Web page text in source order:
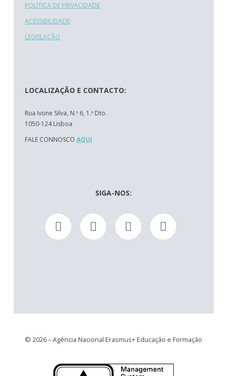
POLÍTICA DE PRIVACIDADE
ACESSIBILIDADE
LEGISLAÇÃO
LOCALIZAÇÃO E CONTACTO:
Rua Ivone Silva, N.º 6, 1.º Dto.
1050-124 Lisboa
FALE CONNOSCO AQUI
SIGA-NOS:
© 2026 – Agência Nacional Erasmus+ Educação e Formação